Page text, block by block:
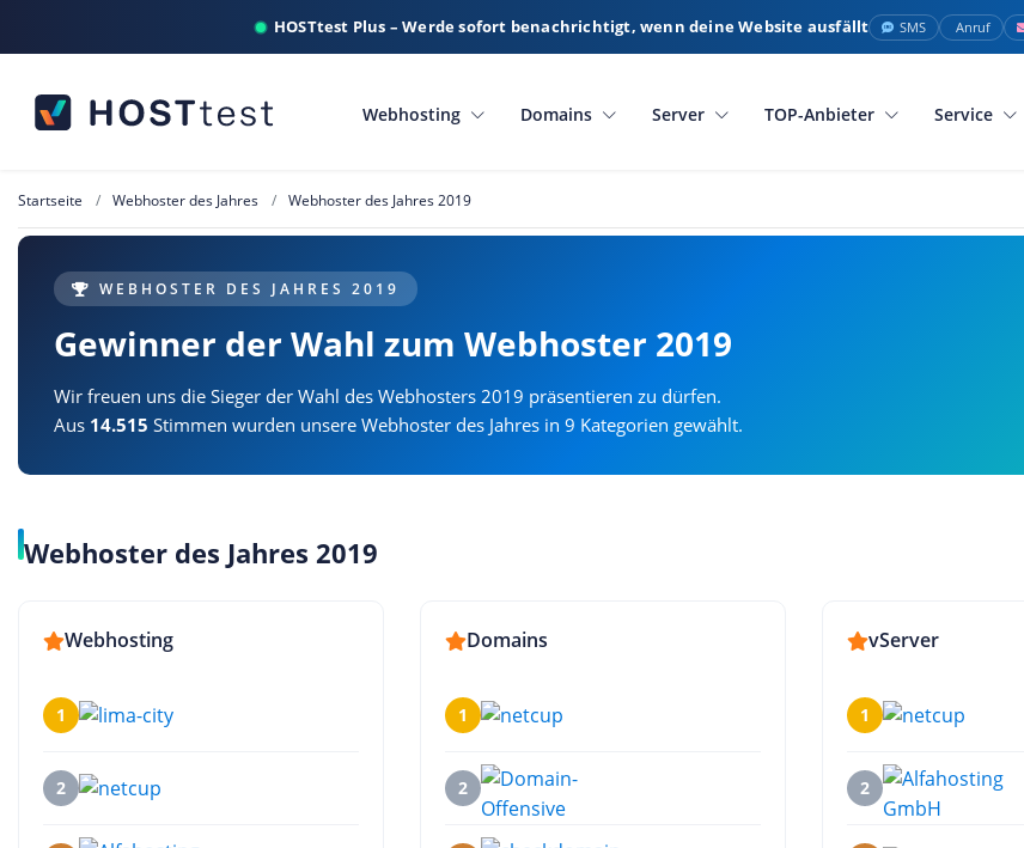
HOSTtest Plus – Werde sofort benachrichtigt, wenn deine Website ausfällt SMS Anruf
Webhosting Domains Server TOP-Anbieter Service
Startseite Webhoster des Jahres Webhoster des Jahres 2019
WEBHOSTER DES JAHRES 2019
Gewinner der Wahl zum Webhoster 2019
Wir freuen uns die Sieger der Wahl des Webhosters 2019 präsentieren zu dürfen.
Aus 14.515 Stimmen wurden unsere Webhoster des Jahres in 9 Kategorien gewählt.
Webhoster des Jahres 2019
Webhosting
1
2
Domains
1
2
vServer
1
2